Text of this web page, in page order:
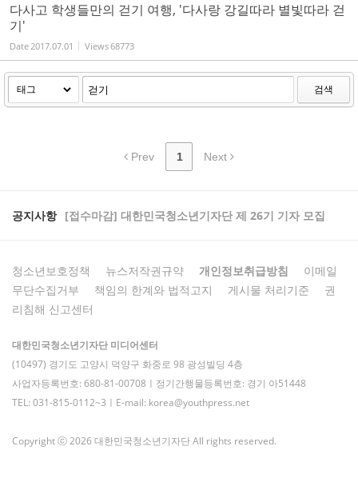
다사고 학생들만의 걷기 여행, '다사랑 강길따라 별빛따라 걷
기'
Date2017.07.01 Views68773
검색
Prev 1 Next
공지사항 [접수마감] 대한민국청소년기자단 제 26기 기자 모집
청소년보호정책 뉴스저작권규약 개인정보취급방침
이메일
무단수집거부
책임의 한계와 법적고지 게시물 처리기준
권
리침해 신고센터
대한민국청소년기자단 미디어센터
(10497) 경기도 고양시 덕양구 화중로 98 광성빌딩 4층
사업자등록번호: 680-81-00708ㅣ정기간행물등록번호: 경기 아51448
TEL: 031-815-0112~3ㅣE-mail: korea@youthpress.net
Copyright ⓒ 2026 대한민국청소년기자단 All rights reserved.